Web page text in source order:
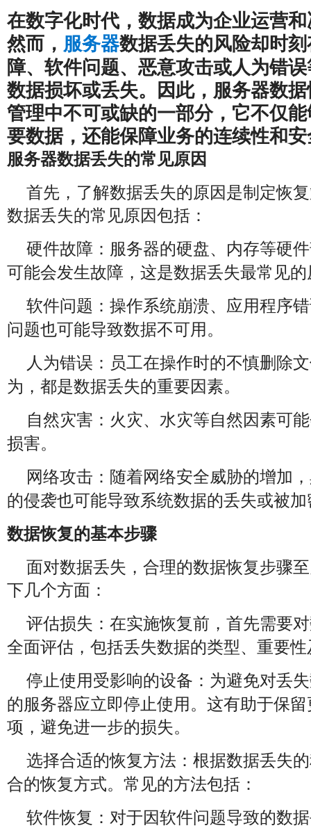
在数字化时代，数据成为企业运营
然而， 服务器数据丢失的风险却时
障、软件问题、恶意攻击或人为错
数据损坏或丢失。因此，服务器数
管理中不可或缺的一部分，它不仅
要数据，还能保障业务的连续性和
服务器数据丢失的常见原因
首先，了解数据丢失的原因是制定恢
数据丢失的常见原因包括：
硬件故障 ：服务器的硬盘、内存等硬
可能会发生故障，这是数据丢失最常见
软件问题 ：操作系统崩溃、应用程序
问题也可能导致数据不可用。
人为错误 ：员工在操作时的不慎删除
为，都是数据丢失的重要因素。
自然灾害 ：火灾、水灾等自然因素可
损害。
网络攻击 ：随着网络安全威胁的增加
的侵袭也可能导致系统数据的丢失或被
数据恢复的基本步骤
面对数据丢失，合理的数据恢复步骤
下几个方面：
评估损失 ：在实施恢复前，首先需要
全面评估，包括丢失数据的类型、重要
停止使用受影响的设备 ：为避免对丢
的服务器应立即停止使用。这有助于保
项，避免进一步的损失。
选择合适的恢复方法 ：根据数据丢失
合的恢复方式。常见的方法包括：
软件恢复 ：对于因软件问题导致的数